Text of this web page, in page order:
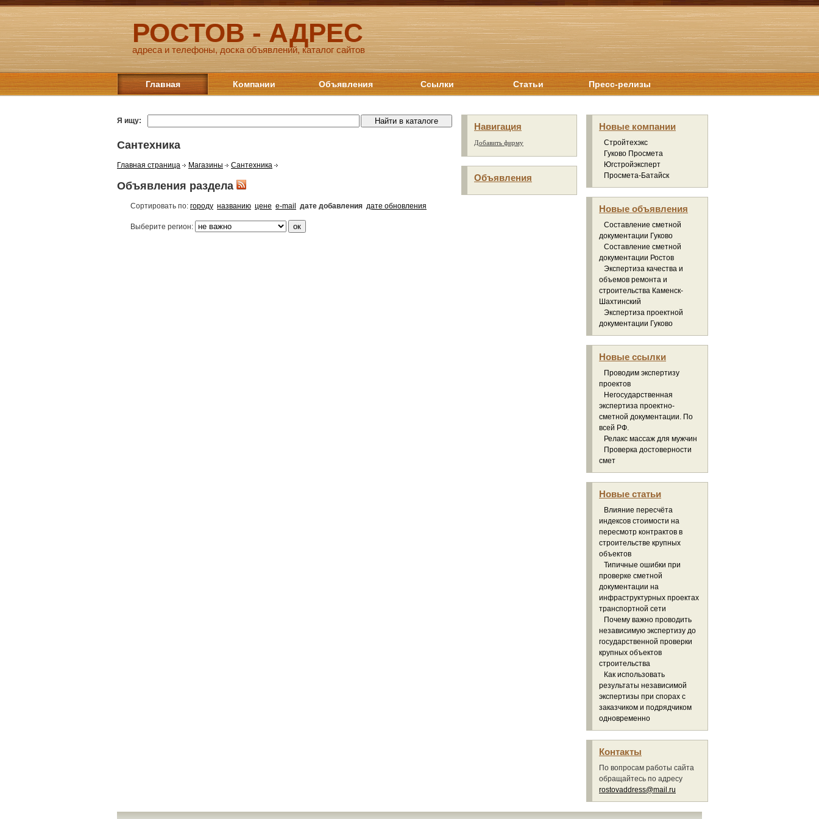
РОСТОВ - АДРЕС
адреса и телефоны, доска объявлений, каталог сайтов
Главная Компании Объявления Ссылки Статьи Пресс-релизы
Я ищу:
Сантехника
Главная страница Магазины Сантехника
Объявления раздела
Сортировать по: городу названию цене e-mail дате добавления дате обновления
Выберите регион:
Навигация
Добавить фирму
Объявления
Новые компании
Стройтехэкс
Гуково Просмета
Югстройэксперт
Просмета-Батайск
Новые объявления
Составление сметной
документации Гуково
Составление сметной
документации Ростов
Экспертиза качества и
объемов ремонта и
строительства Каменск-
Шахтинский
Экспертиза проектной
документации Гуково
Новые ссылки
Проводим экспертизу
проектов
Негосударственная
экспертиза проектно-
сметной документации. По
всей РФ.
Релакс массаж для мужчин
Проверка достоверности
смет
Новые статьи
Влияние пересчёта
индексов стоимости на
пересмотр контрактов в
строительстве крупных
объектов
Типичные ошибки при
проверке сметной
документации на
инфраструктурных проектах
транспортной сети
Почему важно проводить
независимую экспертизу до
государственной проверки
крупных объектов
строительства
Как использовать
результаты независимой
экспертизы при спорах с
заказчиком и подрядчиком
одновременно
Контакты
По вопросам работы сайта
обращайтесь по адресу
rostovaddress@mail.ru